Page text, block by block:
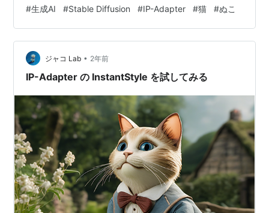
#生成AI #Stable Diffusion #IP-Adapter #猫 #ぬこ
ジャコ Lab • 2年前
IP-Adapter の InstantStyle を試してみる